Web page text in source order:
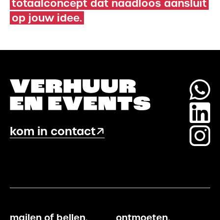
totaalconcept dat naadloos aansluit
op jouw idee.
kom in contact